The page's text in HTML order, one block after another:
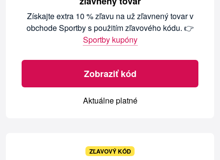
Získajte extra 10 % zľavu na už zľavnený tovar v
obchode Sportby s použitím zľavového kódu. 👉
Sportby kupóny
Zobraziť kód
Aktuálne platné
ZĽAVOVÝ KÓD